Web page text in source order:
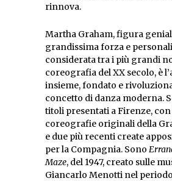
rinnova.
Martha Graham, figura
grandissima forza e
considerata tra i più grandi
coreografia del XX secolo, è
insieme, fondato e
concetto di danza moderna.
titoli presentati a Firenze,
coreografie originali della
e due più recenti create
per la Compagnia. Sono
Maze, del 1947, creato sulle
Giancarlo Menotti nel periodo